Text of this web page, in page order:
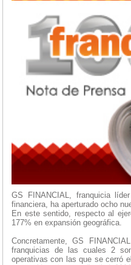
GS FINANCIAL, franquicia
financiera, ha aperturado ocho
En este sentido, respecto al
177% en expansión geográfica.
Concretamente, GS
franquicias de las cuales 2
operativas con las que se cerró